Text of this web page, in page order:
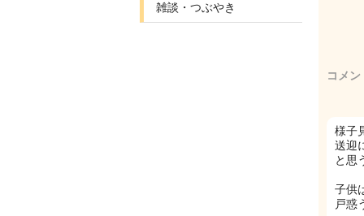
雑談・つぶやき
コメン
様子
送迎
と思
子供
戸惑